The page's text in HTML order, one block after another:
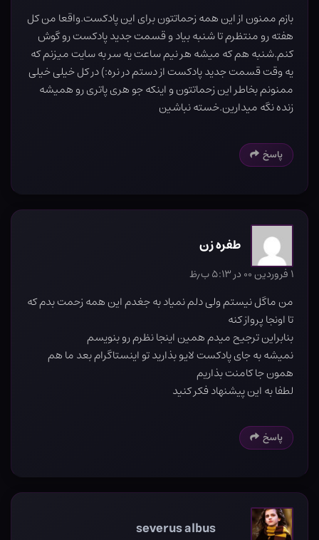
بازم ممنون از این همه زحماتتون برای این پادکست.واقعا من کل
هفته رو منتظرم تا شنبه بیاد و قسمت جدید پادکست رو گوش
کنم.شنبه هم که میشه هر نیم ساعت یه سر به سایت میزنم که
یه وقت قسمت جدید پادکست از دستم در نره:) در کل خیلی خیلی
ممنونم بخاطر این زحماتتون و اینکه جو هری پاتری رو همیشه
زنده نگه میدارین.خسته نباشین
پاسخ
طفره زن
۱ فروردین ۰۰ در ۵:۱۳ ب٫ظ
من ماگل نیستم ولی دلم نمیاد به جغدم این همه زحمت بدم که
تا اونجا پرواز کنه
بنابراین ترجیح میدم همین اینجا نظرم رو بنویسم
نمیشه به جای پادکست لایو بذارید تو اینستاگرام بعد ما هم
همون جا کامنت بذاریم
لطفا به این پیشنهاد فکر کنید
پاسخ
severus albus